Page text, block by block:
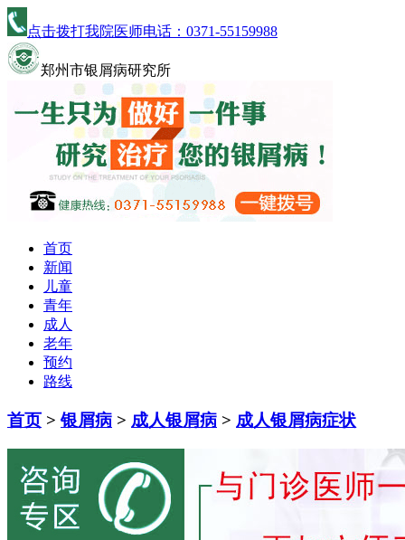
点击拨打我院医师电话： 0371-55159988
郑州市银屑病研究所
首页
新闻
儿童
青年
成人
老年
预约
路线
首页 >银屑病 > 成人银屑病 > 成人银屑病症状